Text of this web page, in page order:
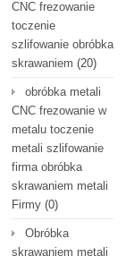
CNC frezowanie
toczenie
szlifowanie obróbka
skrawaniem (20)
obróbka metali
CNC frezowanie w
metalu toczenie
metali szlifowanie
firma obróbka
skrawaniem metali
Firmy (0)
Obróbka
skrawaniem metali